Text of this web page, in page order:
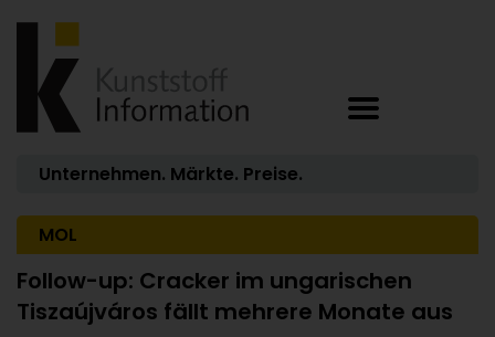
Unternehmen. Märkte. Preise.
MOL
Follow-up: Cracker im ungarischen
Tiszaújváros fällt mehrere Monate aus